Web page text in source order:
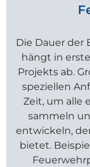
Die Dauer der
hängt in
Projekts ab.
speziellen
Zeit, um alle
sammeln
entwickeln,
bietet.